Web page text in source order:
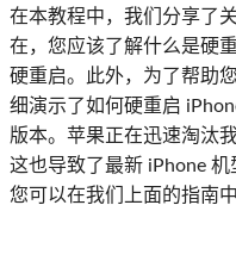
在本教程中，我们分享了
在，您应该了解什么是硬
硬重启。此外，为了帮助
细演示了如何硬重启
版本。苹果正在迅速淘汰
这也导致了最新 iPhone 机
您可以在我们上面的指南